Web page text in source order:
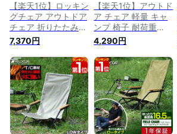
【楽天1位】ロッキン
グチェア アウトドア
チェア 折りたたみ
耐荷重 110kg アウト
ドアチェア 軽量 椅
子 ロッキング チェ
アー コンパクト 折
り畳み アームレスト
ひじ掛け 肘掛け 椅
子 キャンプ バーベ
キュー お花見 ベラ
ンダ FIELDOOR 1年
7,370円
【楽天1位】アウトド
ア チェア 軽量 キャ
ンプ 椅子 耐荷重
110kg ディレクター
チェア 折りたたみ
デッキチェア ディレ
クターズ テーブル
アームレスト ひじ掛
け 肘掛け コンパク
ト 折りたたみチェア
サイドテーブル いす
チェアー FIELDOOR
4,290円